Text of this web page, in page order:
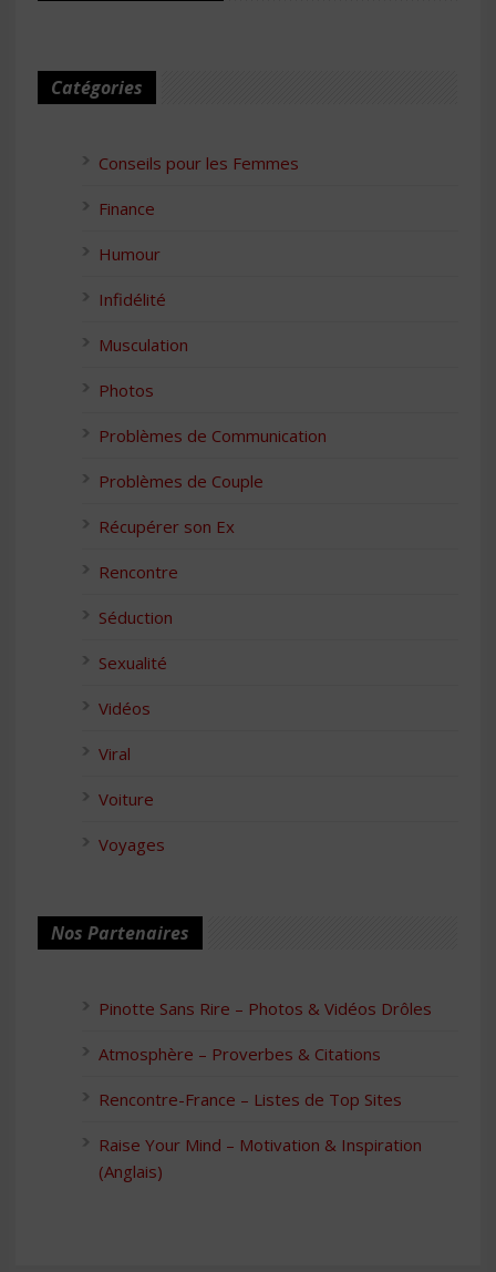
Catégories
Conseils pour les Femmes
Finance
Humour
Infidélité
Musculation
Photos
Problèmes de Communication
Problèmes de Couple
Récupérer son Ex
Rencontre
Séduction
Sexualité
Vidéos
Viral
Voiture
Voyages
Nos Partenaires
Pinotte Sans Rire – Photos & Vidéos Drôles
Atmosphère – Proverbes & Citations
Rencontre-France – Listes de Top Sites
Raise Your Mind – Motivation & Inspiration
(Anglais)